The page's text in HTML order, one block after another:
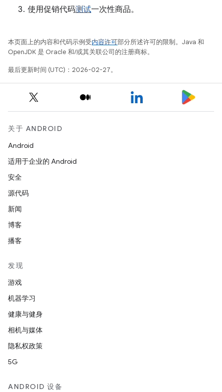
使用促销代码测试一次性商品。
本页面上的内容和代码示例受内容许可部分所述许可的限制。Java 和
OpenJDK 是 Oracle 和/或其关联公司的注册商标。
最后更新时间 (UTC)：2026-02-27。
关于 ANDROID
Android
适用于企业的 Android
安全
源代码
新闻
博客
播客
发现
游戏
机器学习
健康与健身
相机与媒体
隐私权政策
5G
ANDROID 设备